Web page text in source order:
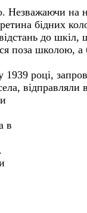
Незважаючи на
бідних
до
поза школою,
році,
відправляли
в